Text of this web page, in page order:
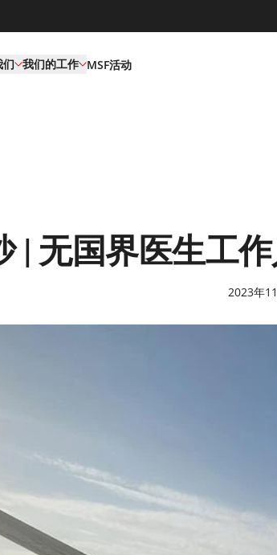
们 我们的工作 MSF活动
| 无国界医生工
2023年